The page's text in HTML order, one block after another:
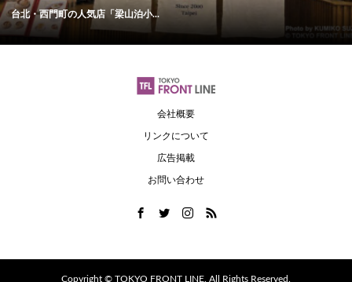
台北・西門町の人気店「梁山泊小...
会社概要
リンクについて
広告掲載
お問い合わせ
Copyright © TOKYO FRONT LINE. All Rights Reserved.